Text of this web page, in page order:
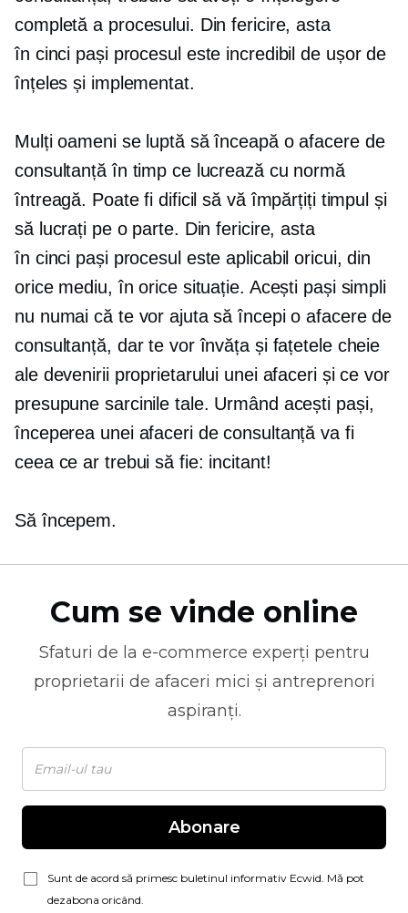
completă a procesului. Din fericire, asta
în cinci pașiprocesul este incredibil de ușor de
înțeles și implementat.
Mulți oameni se luptă să înceapă o afacere de
consultanță în timp ce lucrează cu normă
întreagă. Poate fi dificil să vă împărțiți timpul și
să lucrați pe o parte. Din fericire, asta
în cinci pașiprocesul este aplicabil oricui, din
orice mediu, în orice situație. Acești pași simpli
nu numai că te vor ajuta să începi o afacere de
consultanță, dar te vor învăța și fațetele cheie
ale devenirii proprietarului unei afaceri și ce vor
presupune sarcinile tale. Urmând acești pași,
începerea unei afaceri de consultanță va fi
ceea ce ar trebui să fie: incitant!
Să începem.
Cum se vinde online
Sfaturi de la e-commerce experți pentru
proprietarii de afaceri mici și antreprenori
aspiranți.
Abonare
Sunt de acord să primesc buletinul informativ Ecwid. Mă pot
dezabona oricând.